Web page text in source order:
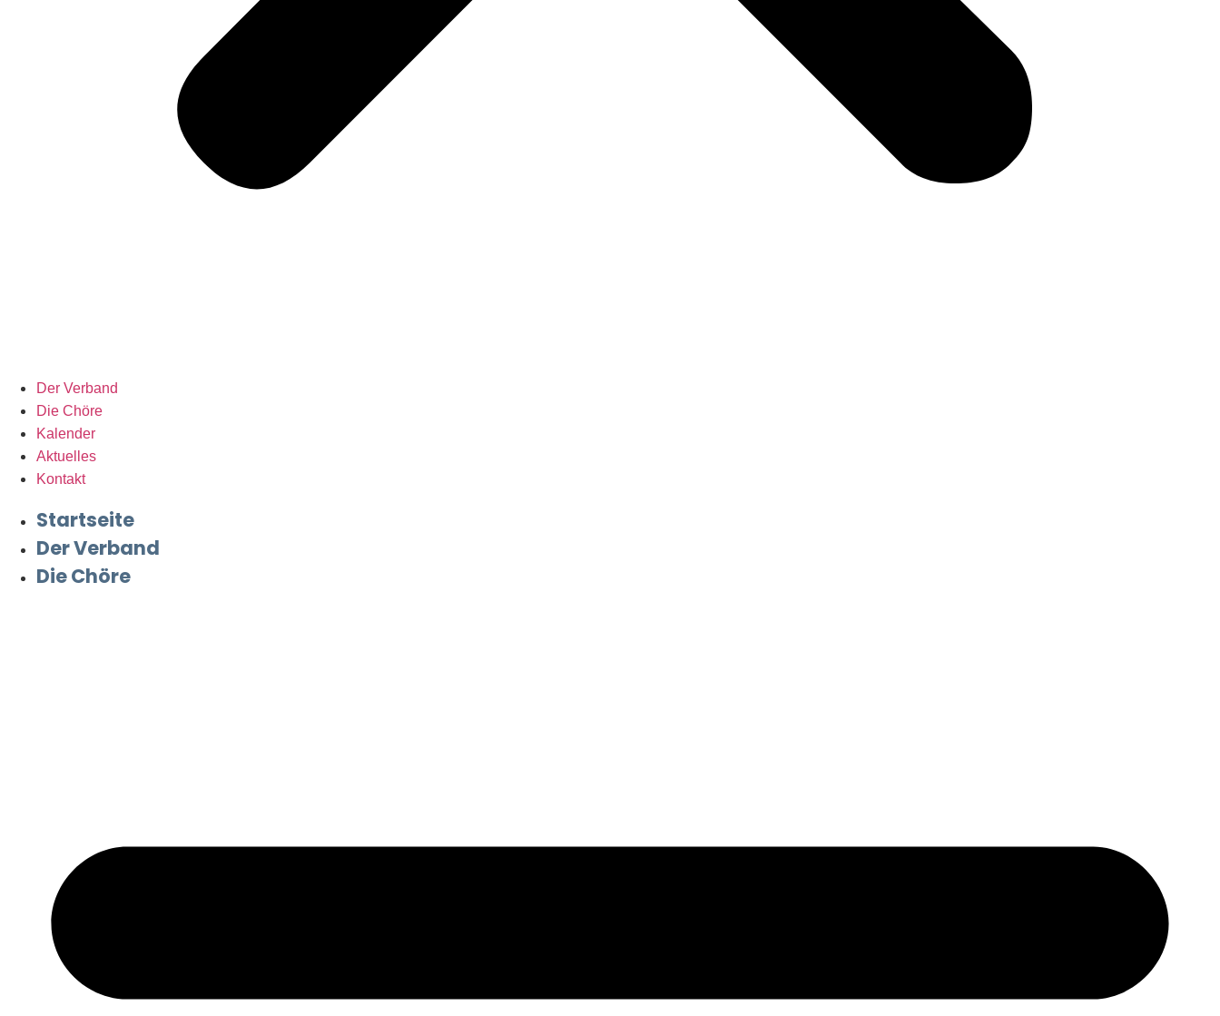
Der Verband
Die Chöre
Kalender
Aktuelles
Kontakt
Startseite
Der Verband
Die Chöre